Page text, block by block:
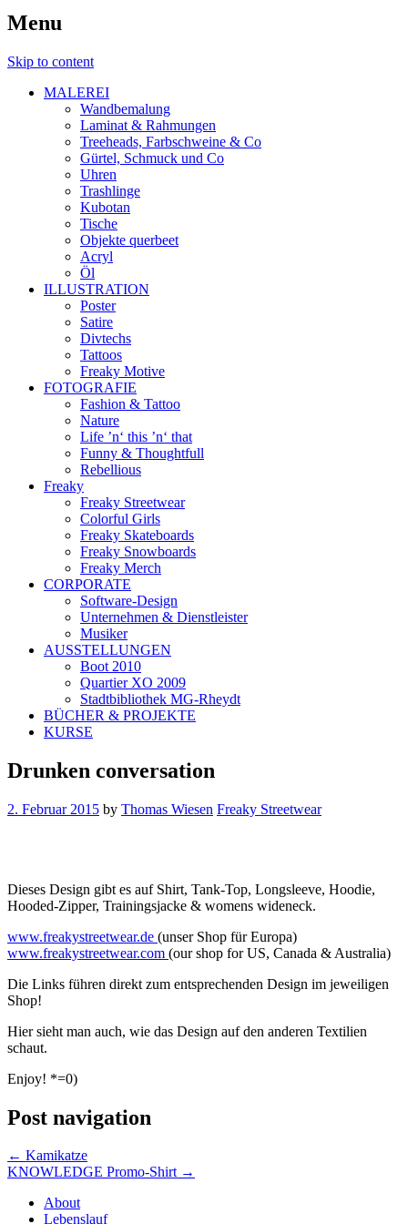
Menu
Skip to content
MALEREI
Wandbemalung
Laminat & Rahmungen
Treeheads, Farbschweine & Co
Gürtel, Schmuck und Co
Uhren
Trashlinge
Kubotan
Tische
Objekte querbeet
Acryl
Öl
ILLUSTRATION
Poster
Satire
Divtechs
Tattoos
Freaky Motive
FOTOGRAFIE
Fashion & Tattoo
Nature
Life ’n‘ this ’n‘ that
Funny & Thoughtfull
Rebellious
Freaky
Freaky Streetwear
Colorful Girls
Freaky Skateboards
Freaky Snowboards
Freaky Merch
CORPORATE
Software-Design
Unternehmen & Dienstleister
Musiker
AUSSTELLUNGEN
Boot 2010
Quartier XO 2009
Stadtbibliothek MG-Rheydt
BÜCHER & PROJEKTE
KURSE
Drunken conversation
2. Februar 2015 by Thomas Wiesen Freaky Streetwear
Dieses Design gibt es auf Shirt, Tank-Top, Longsleeve, Hoodie,
Hooded-Zipper, Trainingsjacke & womens wideneck.
www.freakystreetwear.de (unser Shop für Europa)
www.freakystreetwear.com (our shop for US, Canada & Australia)
Die Links führen direkt zum entsprechenden Design im jeweiligen
Shop!
Hier sieht man auch, wie das Design auf den anderen Textilien
schaut.
Enjoy! *=0)
Post navigation
← Kamikatze
KNOWLEDGE Promo-Shirt →
About
Lebenslauf